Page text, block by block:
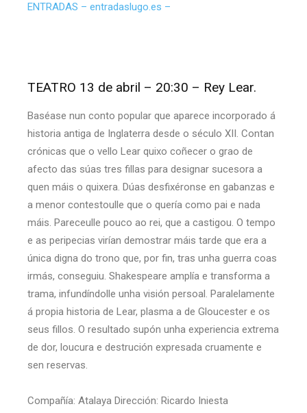
ENTRADAS – entradaslugo.es –
TEATRO 13 de abril – 20:30 – Rey Lear.
Baséase nun conto popular que aparece incorporado á
historia antiga de Inglaterra desde o século XII. Contan
crónicas que o vello Lear quixo coñecer o grao de
afecto das súas tres fillas para designar sucesora a
quen máis o quixera. Dúas desfixéronse en gabanzas e
a menor contestoulle que o quería como pai e nada
máis. Pareceulle pouco ao rei, que a castigou. O tempo
e as peripecias virían demostrar máis tarde que era a
única digna do trono que, por fin, tras unha guerra coas
irmás, conseguiu. Shakespeare amplía e transforma a
trama, infundíndolle unha visión persoal. Paralelamente
á propia historia de Lear, plasma a de Gloucester e os
seus fillos. O resultado supón unha experiencia extrema
de dor, loucura e destrución expresada cruamente e
sen reservas.
Compañía: Atalaya Dirección: Ricardo Iniesta